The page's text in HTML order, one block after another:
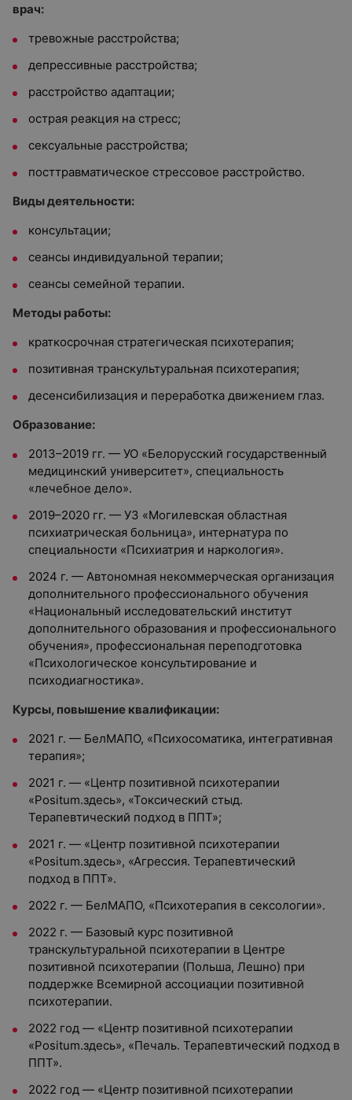
врач:
тревожные расстройства;
депрессивные расстройства;
расстройство адаптации;
острая реакция на стресс;
сексуальные расстройства;
посттравматическое стрессовое расстройство.
Виды деятельности:
консультации;
сеансы индивидуальной терапии;
сеансы семейной терапии.
Методы работы:
краткосрочная стратегическая психотерапия;
позитивная транскультуральная психотерапия;
десенсибилизация и переработка движением глаз.
Образование:
2013–2019 гг. — УО «Белорусский государственный
медицинский университет», специальность
«лечебное дело».
2019–2020 гг. — УЗ «Могилевская областная
психиатрическая больница», интернатура по
специальности «Психиатрия и наркология».
2024 г. — Автономная некоммерческая организация
дополнительного профессионального обучения
«Национальный исследовательский институт
дополнительного образования и профессионального
обучения», профессиональная переподготовка
«Психологическое консультирование и
психодиагностика».
Курсы, повышение квалификации:
2021 г. — БелМАПО, «Психосоматика, интегративная
терапия»;
2021 г. — «Центр позитивной психотерапии
«Positum.здесь», «Токсический стыд.
Терапевтический подход в ППТ»;
2021 г. — «Центр позитивной психотерапии
«Positum.здесь», «Агрессия. Терапевтический
подход в ППТ».
2022 г. — БелМАПО, «Психотерапия в сексологии».
2022 г. — Базовый курс позитивной
транскультуральной психотерапии в Центре
позитивной психотерапии (Польша, Лешно) при
поддержке Всемирной ассоциации позитивной
психотерапии.
2022 год — «Центр позитивной психотерапии
«Positum.здесь», «Печаль. Терапевтический подход в
ППТ».
2022 год — «Центр позитивной психотерапии